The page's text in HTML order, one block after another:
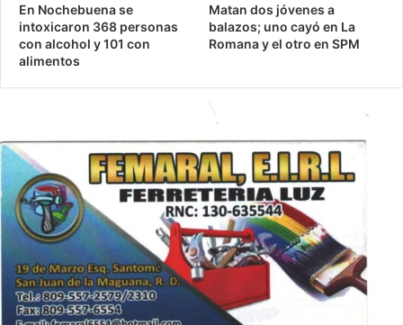
En Nochebuena se
intoxicaron 368 personas
con alcohol y 101 con
alimentos
Matan dos jóvenes a
balazos; uno cayó en La
Romana y el otro en SPM